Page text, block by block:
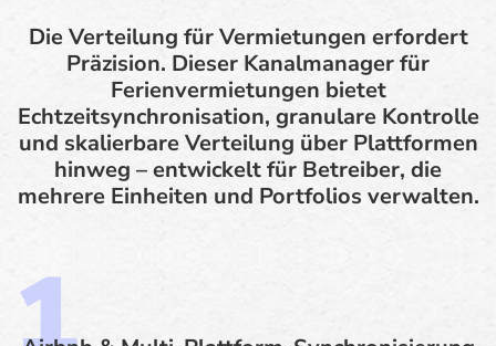
Die Verteilung für Vermietungen erfordert
Präzision. Dieser Kanalmanager für
Ferienvermietungen bietet
Echtzeitsynchronisation, granulare Kontrolle
und skalierbare Verteilung über Plattformen
hinweg – entwickelt für Betreiber, die
mehrere Einheiten und Portfolios verwalten.